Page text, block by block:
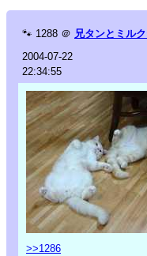
🐾 1288 ＠ 兄タンとミル
2004-07-22
22:34:55
>>1286